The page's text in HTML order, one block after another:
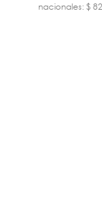
nacionales: $